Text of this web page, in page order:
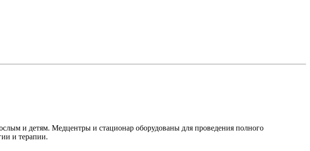
и детям. Медцентры и стационар оборудованы для проведения полного
и терапии.